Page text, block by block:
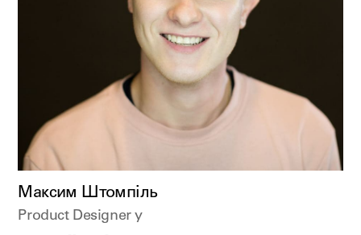
Максим Штомпіль
Product Designer у